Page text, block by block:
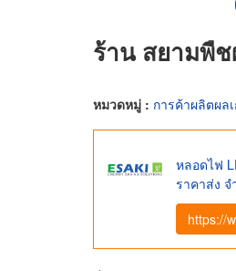
ร้าน สยามพื
หมวดหมู่ : การค้าผลิตผล
หลอดไฟ
ราคาส่ง
https://